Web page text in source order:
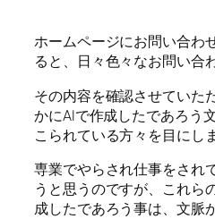
ホームページにお問い合わ
ると、日々色々なお問い合
その内容を確認させていた
かにAIで作成したであろう
こられている方々を目にし
専業でやらされ仕事をされ
うと思うのですが、これら
成したであろう事は、文脈